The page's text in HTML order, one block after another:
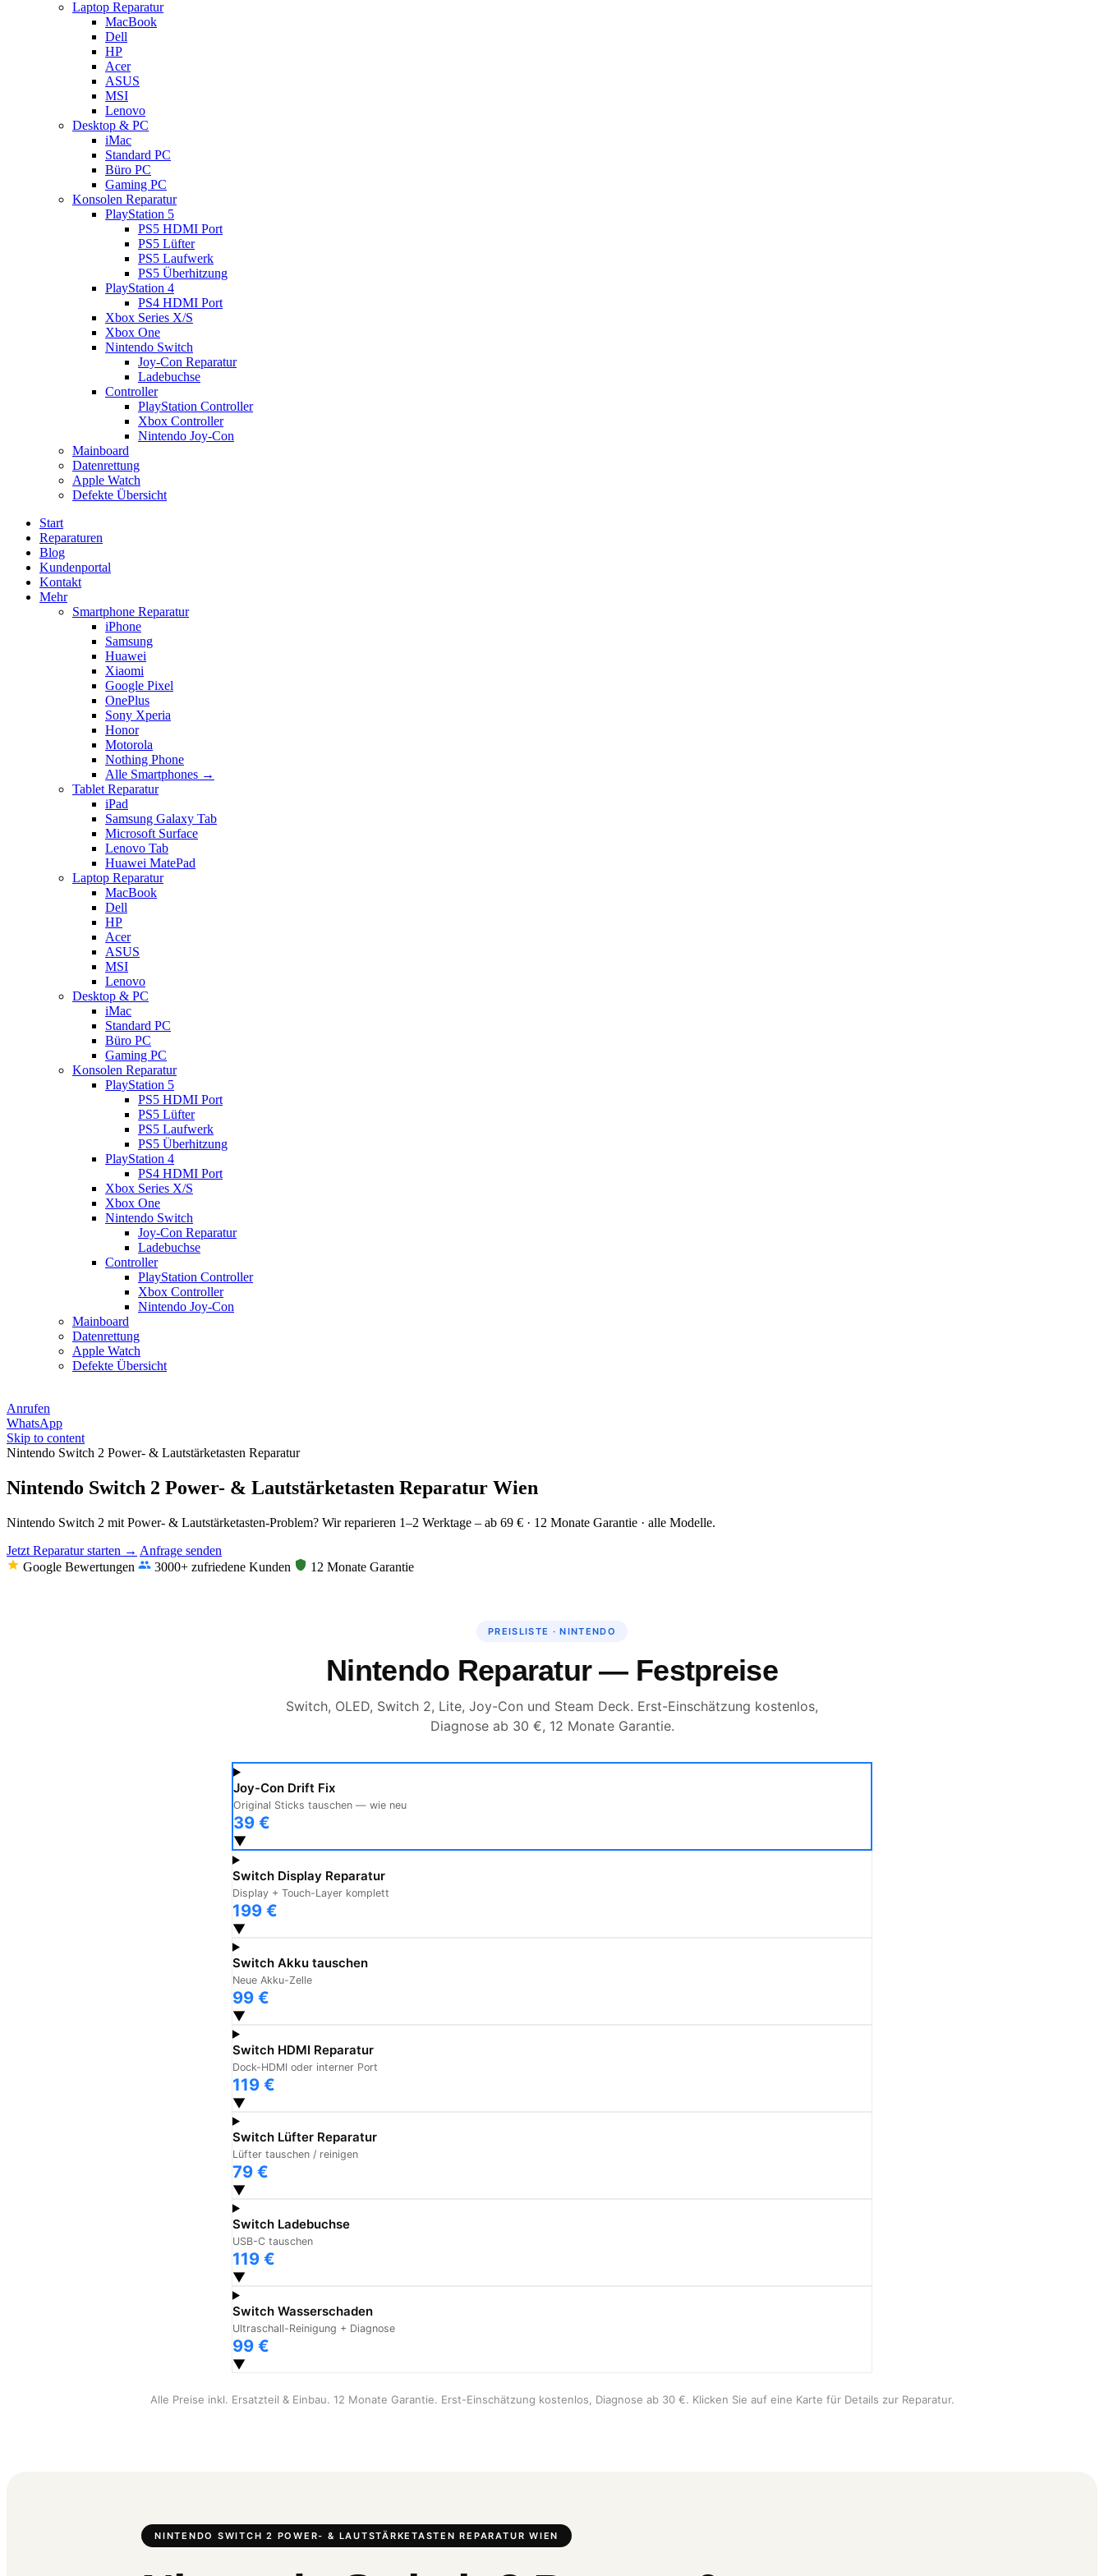
Laptop Reparatur
MacBook
Dell
HP
Acer
ASUS
MSI
Lenovo
Desktop & PC
iMac
Standard PC
Büro PC
Gaming PC
Konsolen Reparatur
PlayStation 5
PS5 HDMI Port
PS5 Lüfter
PS5 Laufwerk
PS5 Überhitzung
PlayStation 4
PS4 HDMI Port
Xbox Series X/S
Xbox One
Nintendo Switch
Joy-Con Reparatur
Ladebuchse
Controller
PlayStation Controller
Xbox Controller
Nintendo Joy-Con
Mainboard
Datenrettung
Apple Watch
Defekte Übersicht
Start
Reparaturen
Blog
Kundenportal
Kontakt
Mehr
Smartphone Reparatur
iPhone
Samsung
Huawei
Xiaomi
Google Pixel
OnePlus
Sony Xperia
Honor
Motorola
Nothing Phone
Alle Smartphones →
Tablet Reparatur
iPad
Samsung Galaxy Tab
Microsoft Surface
Lenovo Tab
Huawei MatePad
Laptop Reparatur
MacBook
Dell
HP
Acer
ASUS
MSI
Lenovo
Desktop & PC
iMac
Standard PC
Büro PC
Gaming PC
Konsolen Reparatur
PlayStation 5
PS5 HDMI Port
PS5 Lüfter
PS5 Laufwerk
PS5 Überhitzung
PlayStation 4
PS4 HDMI Port
Xbox Series X/S
Xbox One
Nintendo Switch
Joy-Con Reparatur
Ladebuchse
Controller
PlayStation Controller
Xbox Controller
Nintendo Joy-Con
Mainboard
Datenrettung
Apple Watch
Defekte Übersicht
Anrufen
WhatsApp
Skip to content
Nintendo Switch 2 Power- & Lautstärketasten Reparatur
Nintendo Switch 2 Power- & Lautstärketasten Reparatur Wien
Nintendo Switch 2 mit Power- & Lautstärketasten-Problem? Wir reparieren 1–2 Werktage – ab 69 € · 12 Monate Garantie · alle Modelle.
Jetzt Reparatur starten → Anfrage senden
Google Bewertungen
3000+ zufriedene Kunden 12 Monate Garantie
PREISLISTE · NINTENDO
Nintendo Reparatur — Festpreise
Switch, OLED, Switch 2, Lite, Joy-Con und Steam Deck. Erst-Einschätzung kostenlos,
Diagnose ab 30 €, 12 Monate Garantie.
Joy-Con Drift Fix
Original Sticks tauschen — wie neu
39 €
▼
Switch Display Reparatur
Display + Touch-Layer komplett
199 €
▼
Switch Akku tauschen
Neue Akku-Zelle
99 €
▼
Switch HDMI Reparatur
Dock-HDMI oder interner Port
119 €
▼
Switch Lüfter Reparatur
Lüfter tauschen / reinigen
79 €
▼
Switch Ladebuchse
USB-C tauschen
119 €
▼
Switch Wasserschaden
Ultraschall-Reinigung + Diagnose
99 €
▼
Alle Preise inkl. Ersatzteil & Einbau. 12 Monate Garantie. Erst-Einschätzung kostenlos, Diagnose ab 30 €. Klicken Sie auf eine Karte für Details zur Reparatur.
NINTENDO SWITCH 2 POWER- & LAUTSTÄRKETASTEN REPARATUR WIEN